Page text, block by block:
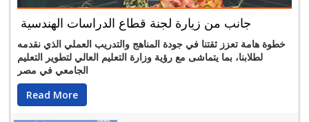
جانب من زيارة لجنة قطاع الدراسات الهندسية
خطوة هامة تعزز ثقتنا في جودة المناهج والتدريب العملي الذي نقدمه
لطلابنا، بما يتماشى مع رؤية وزارة التعليم العالي لتطوير التعليم
الجامعي في مصر
Read More